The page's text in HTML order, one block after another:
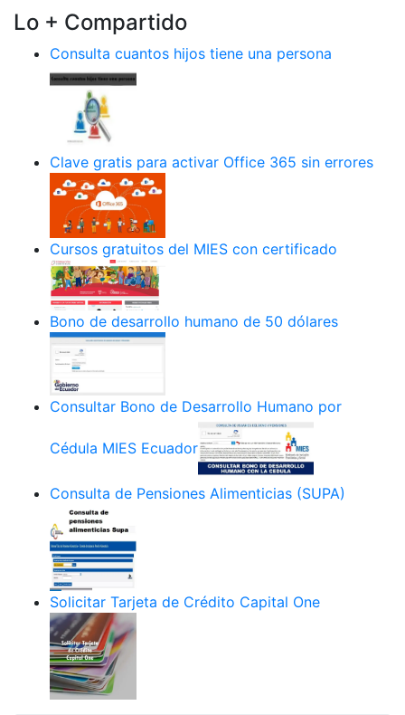
Lo + Compartido
Consulta cuantos hijos tiene una persona
Clave gratis para activar Office 365 sin errores
Cursos gratuitos del MIES con certificado
Bono de desarrollo humano de 50 dólares
Consultar Bono de Desarrollo Humano por
Cédula MIES Ecuador
Consulta de Pensiones Alimenticias (SUPA)
Solicitar Tarjeta de Crédito Capital One